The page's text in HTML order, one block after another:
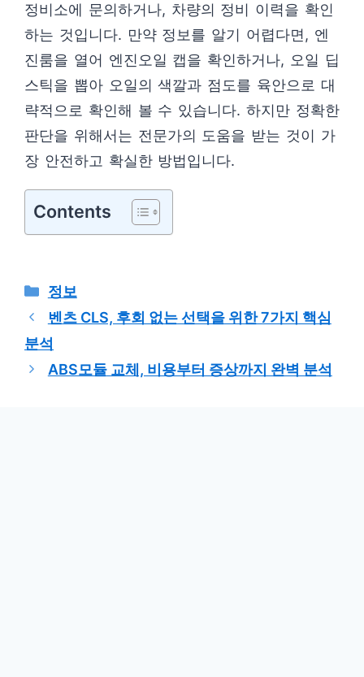
정비소에 문의하거나, 차량의 정비 이력을 확인
하는 것입니다. 만약 정보를 알기 어렵다면, 엔
진룸을 열어 엔진오일 캡을 확인하거나, 오일 딥
스틱을 뽑아 오일의 색깔과 점도를 육안으로 대
략적으로 확인해 볼 수 있습니다. 하지만 정확한
판단을 위해서는 전문가의 도움을 받는 것이 가
장 안전하고 확실한 방법입니다.
Contents
카
테
고
리
정보
벤츠 CLS, 후회 없는 선택을 위한 7가지 핵심
분석
ABS모듈 교체, 비용부터 증상까지 완벽 분석